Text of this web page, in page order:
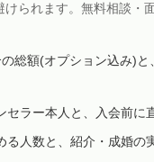
られます。無料相談・
総額(オプション込み)と
ラー本人と、入会前に
人数と、紹介・成婚の